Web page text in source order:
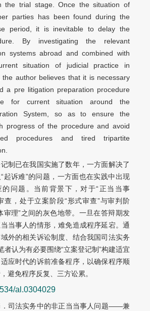
the trial stage. Once the situation of
parties has been found during the
period, it is inevitable to delay the
By investigating the relevant
systems abroad and combined with
situation of judicial practice in
the author believes that it is necessary
a pre litigation preparation procedure
for current situation around the
System, so as to ensure the
progress of the procedure and avoid
procedures and tired tripartite
制已在我国实施了数年，一方面解决了
起诉难”的问题，一方面也在实践中出现
的问题。当前背景下，对于“正当当事
查，处于立案阶段“形式审查”与审判阶
审理”之间的灰色地带。一旦在答辩期发
当事人的情形，难免造成程序延宕。通
外的相关诉讼制度、结合我国司法实务
者认为有必要围绕“立案登记制”构建适宜
应时代的诉前准备程序，以确保程序顺
避免程序反复、三方讼累。
al.0304029
．司法实务中的非正当当事人问题——兼